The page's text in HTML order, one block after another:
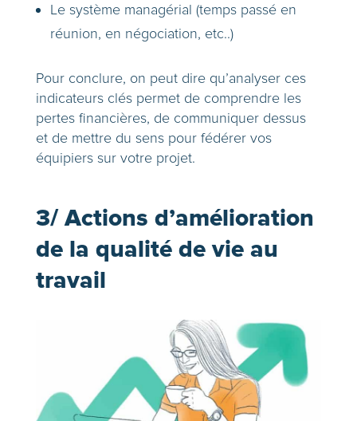
Le système managérial (temps passé en
réunion, en négociation, etc..)
Pour conclure, on peut dire qu’analyser ces
indicateurs clés permet de comprendre les
pertes financières, de communiquer dessus
et de mettre du sens pour fédérer vos
équipiers sur votre projet.
3/ Actions d’amélioration
de la qualité de vie au
travail